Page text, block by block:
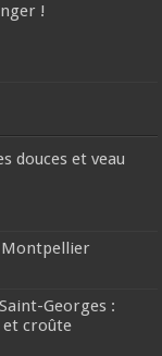
!
douces et veau
Montpellier
Georges :
et croûte